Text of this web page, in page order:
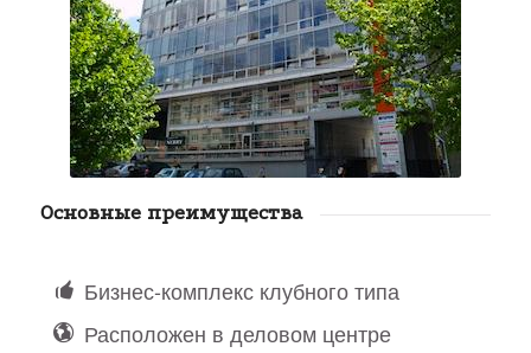
Основные преимущества
Бизнес-комплекс клубного типа
Расположен в деловом центре